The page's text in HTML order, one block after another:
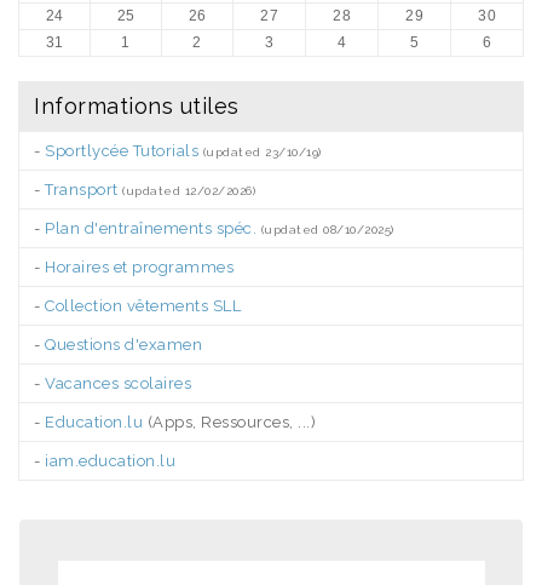
24
25 26 27 28 29
30
31
1 2 3 4 5 6
Informations utiles
- Sportlycée Tutorials (updated 23/10/19)
-Transport (updated 12/02/2026)
- Plan d'entraînements spéc. (updated 08/10/2025)
- Horaires et programmes
- Collection vêtements SLL
- Questions d'examen
- Vacances scolaires
- Education.lu (Apps, Ressources, ...)
- iam.education.lu